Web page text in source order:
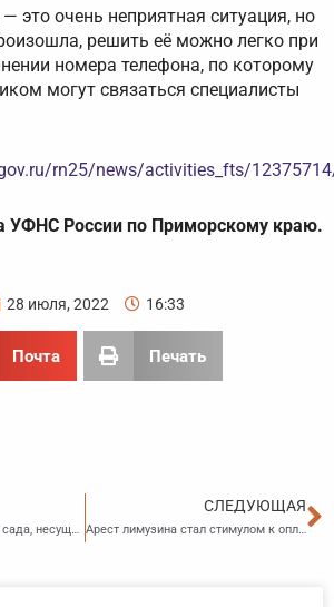
это очень неприятная ситуация, но
решить её можно легко при
номера телефона, по которому
могут связаться специалисты
rn25/news/activities_fts/
УФНС России по Приморскому краю.
28 июля, 2022 16:33
Почта Печать
Деятельность детского сада, несущую угрозу здоровью детей, приостановили судебные приставы
СЛЕДУЮЩАЯ
Арест лимузина стал стимулом к оплате многотысячного долга